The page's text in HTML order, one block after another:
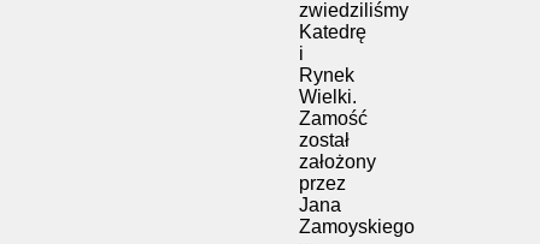
zwiedziliśmy
Katedrę
i
Rynek
Wielki.
Zamość
został
założony
przez
Jana
Zamoyskiego